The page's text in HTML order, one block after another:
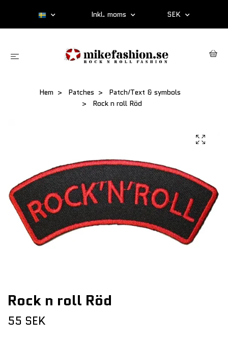
Inkl. moms SEK
Hem Patches
Patch/Text & symbols
Rock n roll Röd
Rock n roll Röd
55 SEK